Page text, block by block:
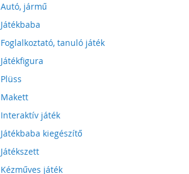
Autó, jármű
Játékbaba
Foglalkoztató, tanuló játék
Játékfigura
Plüss
Makett
Interaktív játék
Játékbaba kiegészítő
Játékszett
Kézműves játék